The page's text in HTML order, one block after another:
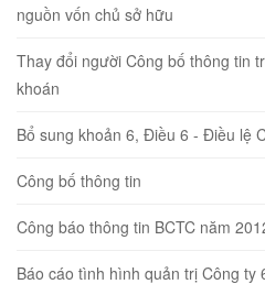
nguồn vốn chủ sở hữu
Thay đổi người Công bố thông tin
khoán
Bổ sung khoản 6, Điều 6 - Điều lệ
Công bố thông tin
Công báo thông tin BCTC năm
Báo cáo tình hình quản trị Công ty